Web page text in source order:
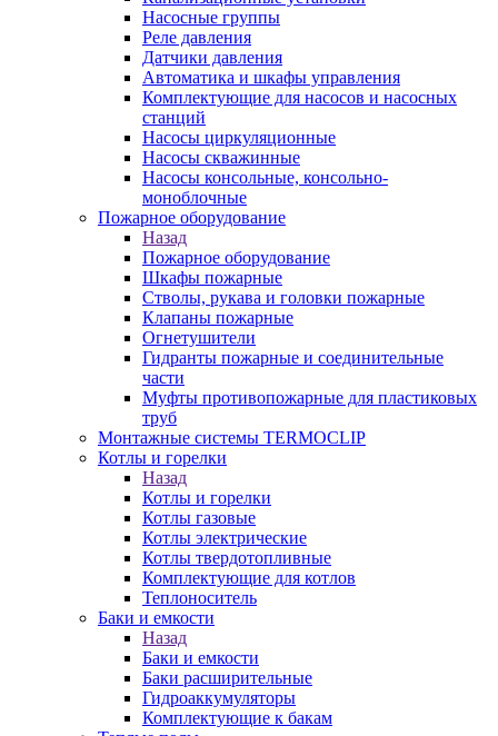
Насосные группы
Реле давления
Датчики давления
Автоматика и шкафы управления
Комплектующие для насосов и насосных
станций
Насосы циркуляционные
Насосы скважинные
Насосы консольные, консольно-
моноблочные
Пожарное оборудование
Назад
Пожарное оборудование
Шкафы пожарные
Стволы, рукава и головки пожарные
Клапаны пожарные
Огнетушители
Гидранты пожарные и соединительные
части
Муфты противопожарные для пластиковых
труб
Монтажные системы TERMOCLIP
Котлы и горелки
Назад
Котлы и горелки
Котлы газовые
Котлы электрические
Котлы твердотопливные
Комплектующие для котлов
Теплоноситель
Баки и емкости
Назад
Баки и емкости
Баки расширительные
Гидроаккумуляторы
Комплектующие к бакам